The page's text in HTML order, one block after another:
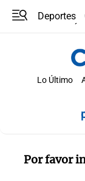
Deportes
Lo Último
Por favor